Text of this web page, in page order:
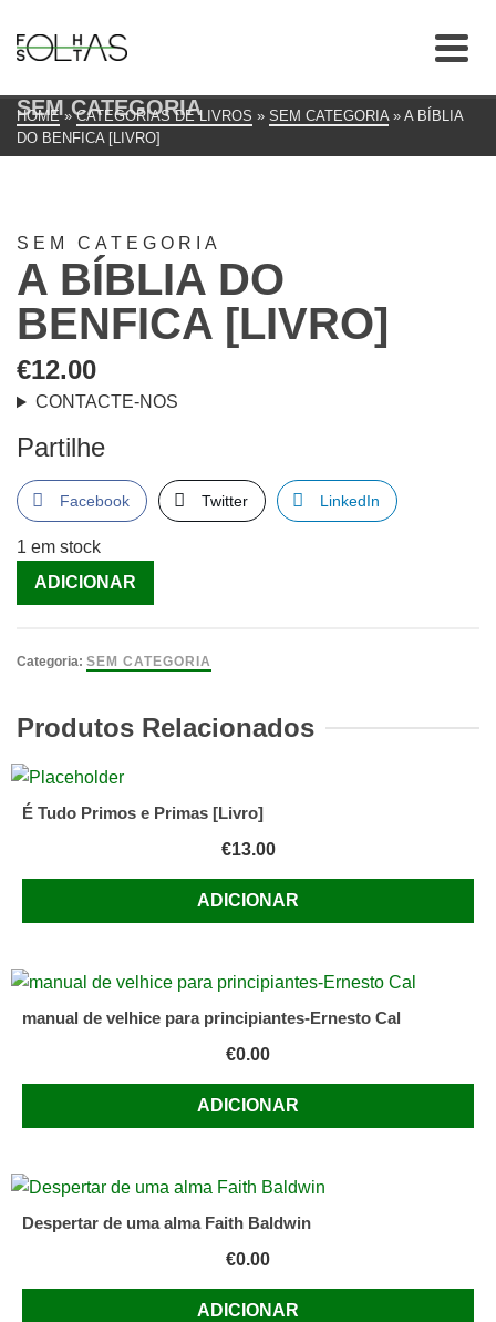
SEM CATEGORIA
HOME » CATEGORIAS DE LIVROS » SEM CATEGORIA » A BÍBLIA
DO BENFICA [LIVRO]
SEM CATEGORIA
A BÍBLIA DO
BENFICA [LIVRO]
€12.00
CONTACTE-NOS
Partilhe
Facebook Twitter LinkedIn
1 em stock
Quantidade
de
Bíblia
[Livro]
ADICIONAR
Categoria: SEM CATEGORIA
Produtos Relacionados
É Tudo Primos e Primas [Livro]
€13.00
ADICIONAR
manual de velhice para principiantes-Ernesto Cal
€0.00
ADICIONAR
Despertar de uma alma Faith Baldwin
€0.00
ADICIONAR